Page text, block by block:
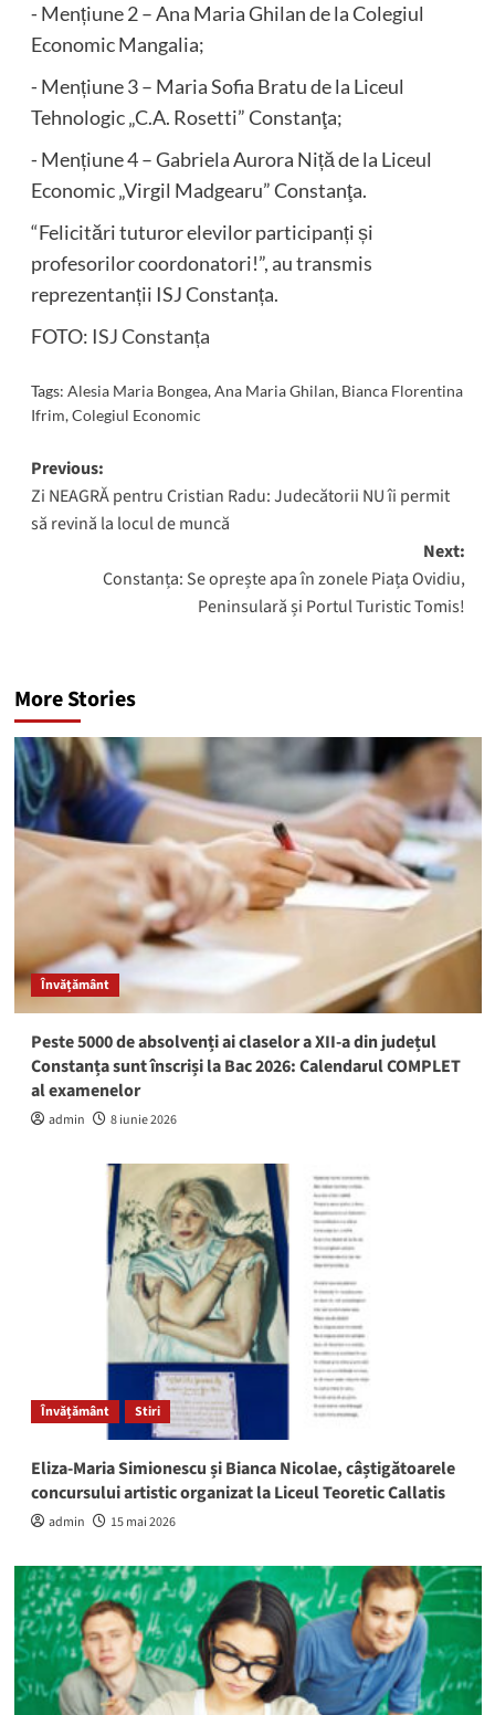
⁃ Mențiune 2 – Ana Maria Ghilan de la Colegiul
Economic Mangalia;
⁃ Mențiune 3 – Maria Sofia Bratu de la Liceul
Tehnologic „C.A. Rosetti” Constanţa;
⁃ Mențiune 4 – Gabriela Aurora Niță de la Liceul
Economic „Virgil Madgearu” Constanţa.
“Felicitări tuturor elevilor participanți și
profesorilor coordonatori!”, au transmis
reprezentanții ISJ Constanța.
FOTO: ISJ Constanța
Tags: Alesia Maria Bongea,Ana Maria Ghilan, Bianca Florentina
Ifrim,Colegiul Economic
Post
navigation
Previous:
Zi NEAGRĂ pentru Cristian Radu: Judecătorii NU îi permit
să revină la locul de muncă
Next:
Constanța: Se oprește apa în zonele Piața Ovidiu,
Peninsulară și Portul Turistic Tomis!
More Stories
Învățământ
Peste 5000 de absolvenți ai claselor a XII-a din județul
Constanța sunt înscriși la Bac 2026: Calendarul COMPLET
al examenelor
admin 8 iunie 2026
Învățământ Stiri
Eliza-Maria Simionescu și Bianca Nicolae, câștigătoarele
concursului artistic organizat la Liceul Teoretic Callatis
admin 15 mai 2026